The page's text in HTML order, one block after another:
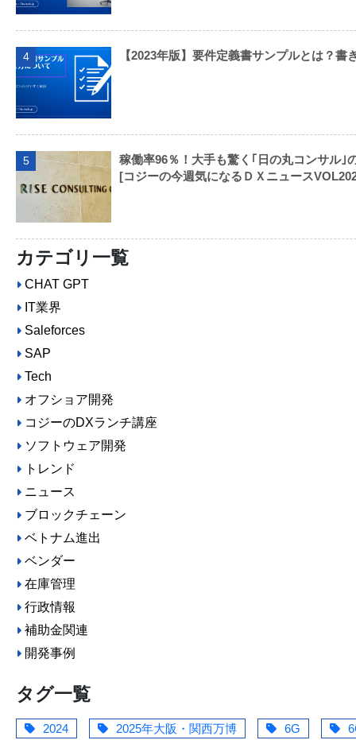
4 【2023年版】要件定義書サンプルとは？書
5
稼働率96％！大手も驚く｢日の丸コンサル｣
[コジーの今週気になるＤＸニュース
カテゴリ一覧
CHAT GPT
IT業界
Saleforces
SAP
Tech
オフショア開発
コジーのDXランチ講座
ソフトウェア開発
トレンド
ニュース
ブロックチェーン
ベトナム進出
ベンダー
在庫管理
行政情報
補助金関連
開発事例
タグ一覧
2024 2025年大阪・関西万博 6G